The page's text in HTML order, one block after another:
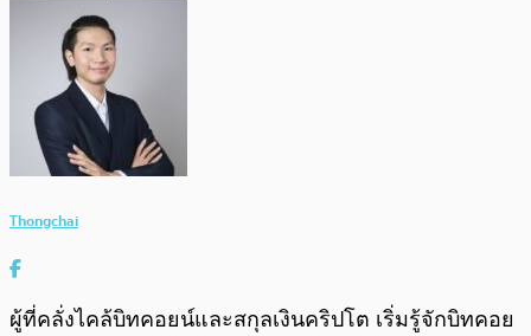
Thongchai
ผู้ที่คลั่งไคล้บิทคอยน์และสกุลเงินคริปโต เริ่มรู้จักบิทคอย